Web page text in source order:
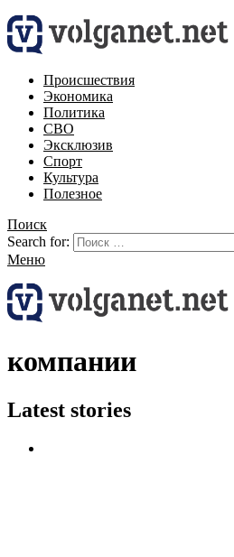
Происшествия
Экономика
Политика
СВО
Эксклюзив
Спорт
Культура
Полезное
Поиск
Search for:
Меню
компании
Latest stories